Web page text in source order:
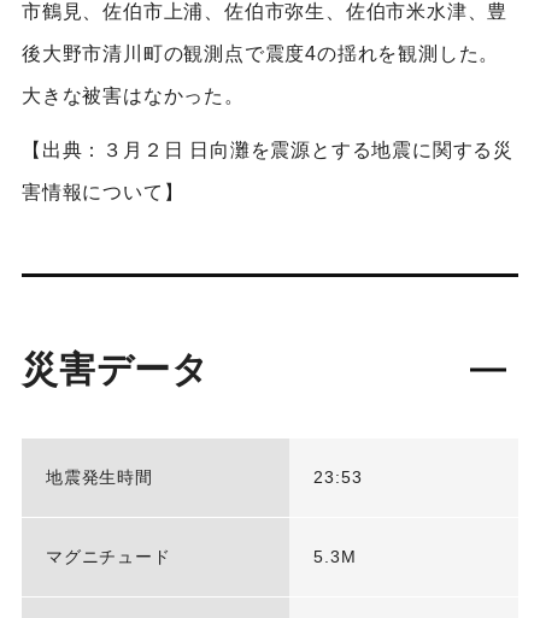
市鶴見、佐伯市上浦、佐伯市弥生、佐伯市米水津、豊
後大野市清川町の観測点で震度4の揺れを観測した。
大きな被害はなかった。
【出典：３月２日 日向灘を震源とする地震に関する災
害情報について】
災害データ
地震発生時間 23:53
マグニチュード 5.3M